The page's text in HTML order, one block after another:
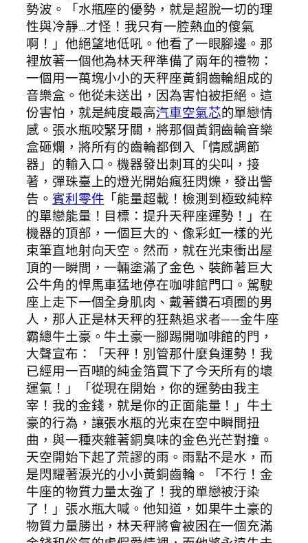
勢波。「水瓶座的優勢，就是超脫一切的理
性與冷靜…才怪！我只有一腔熱血的傻氣
啊！」他絕望地低吼。他看了一眼腳邊。那
裡放著一個他為林天秤準備了兩年的禮物：
一個用一萬塊小小的天秤座黃銅齒輪組成的
音樂盒。他從未送出，因為害怕被拒絕。這
份害怕，就是純度最高汽車空氣芯的單戀情
感。張水瓶咬緊牙關，將那個黃銅齒輪音樂
盒砸爛，將所有的齒輪都倒入「情感調節
器」的輸入口。機器發出刺耳的尖叫，接
著，彈珠臺上的燈光開始瘋狂閃爍，發出警
告。 賓利零件 「能量超載！檢測到極致純粹
的單戀能量！目標：提升天秤座運勢！」在
機器的頂部，一個巨大的、像彩虹一樣的光
束筆直地射向天空。然而，就在光束衝出屋
頂的一瞬間，一輛塗滿了金色、裝飾著巨大
公牛角的悍馬車猛地停在咖啡館門口。駕駛
座上走下一個全身肌肉、戴著鑽石項圈的男
人，那人正是林天秤的狂熱追求者——金牛座
霸總牛土豪。牛土豪一腳踢開咖啡館的門，
大聲宣布：「天秤！別管那什麼負運勢！我
已經用一百噸的純金箔買下了今天所有的壞
運氣！」「從現在開始，你的運勢由我主
宰！我的金錢，就是你的正面能量！」牛土
豪的行為，讓張水瓶的光束在空中瞬間扭
曲，與一種夾雜著銅臭味的金色光芒對撞。
天空開始下起了荒謬的雨。雨點不是水，而
是閃耀著淚光的小小黃銅齒輪。「不行！金
牛座的物質力量太強了！我的單戀被汙染
了！」張水瓶大喊。他知道，如果牛土豪的
物質力量勝出，林天秤將會被困在一個充滿